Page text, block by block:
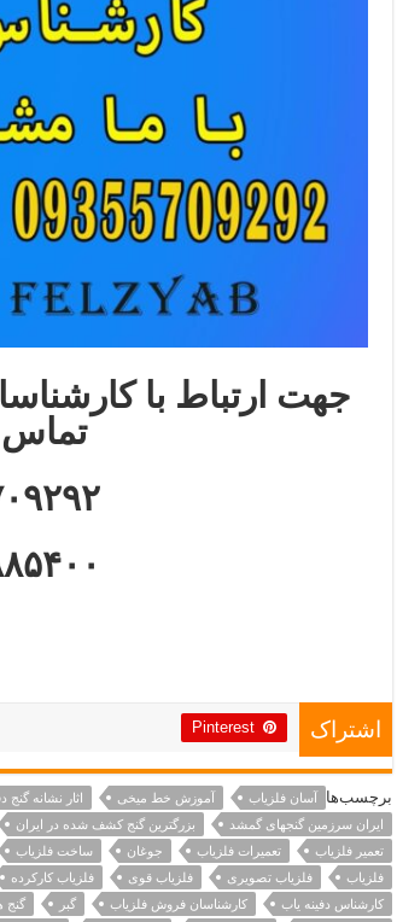
جهت ارتباط با
تماس
اشتراک Pinterest
برچسب‌ها آسان فلزیاب آموزش خط میخی اثار نشانه گنج
ایران سرزمین گنجهای گمشد
بزرگترین گنج کشف شده در ایران
تعمیر فلزیاب
تعمیرات فلزیاب جوغان ساخت فلزیاب
فلزیاب
فلزیاب تصویری فلزیاب قوی فلزیاب کارکرده
کارشناس دفینه یاب
کارشناسان فروش فلزیاب گبر گنج